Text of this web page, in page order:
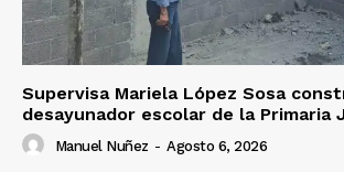
Supervisa Mariela López Sosa
desayunador escolar de la Primaria
Manuel Nuñez - Agosto 6, 2026